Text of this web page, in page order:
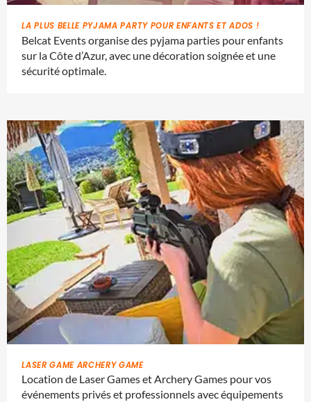
LA PLUS BELLE PYJAMA PARTY POUR ENFANTS ET ADOS !
Belcat Events organise des pyjama parties pour enfants
sur la Côte d’Azur, avec une décoration soignée et une
sécurité optimale.
LASER GAME ARCHERY GAME
Location de Laser Games et Archery Games pour vos
événements privés et professionnels avec équipements